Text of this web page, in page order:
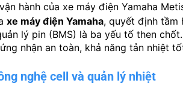
hành của xe máy điện Yamaha
xe máy điện Yamaha, quyết định tầm
lý pin (BMS) là ba yếu tố then
nhận an toàn, khả năng tản nhiệt
nghệ cell và quản lý nhiệt